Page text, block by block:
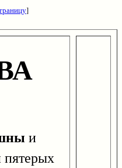
]
и
пятерых